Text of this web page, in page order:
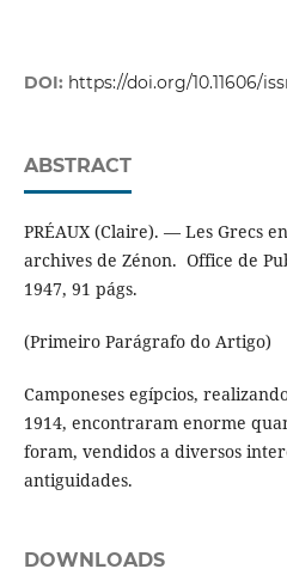
DOI: https://doi.org/10.11606/
ABSTRACT
PRÉAUX (Claire). — Les Grecs
archives de Zénon. Office de
1947, 91 págs.
(Primeiro Parágrafo do Artigo)
Camponeses egípcios,
1914, encontraram enorme
foram, vendidos a diversos
antiguidades.
DOWNLOADS